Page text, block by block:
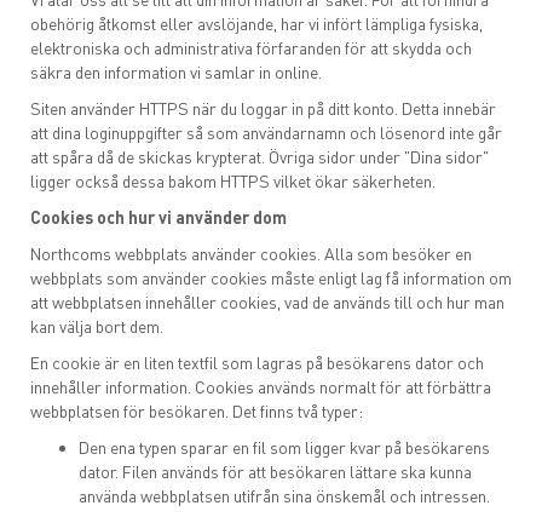
obehörig åtkomst eller avslöjande, har vi infört lämpliga fysiska,
elektroniska och administrativa förfaranden för att skydda och
säkra den information vi samlar in online.
Siten använder HTTPS när du loggar in på ditt konto. Detta innebär
att dina loginuppgifter så som användarnamn och lösenord inte går
att spåra då de skickas krypterat. Övriga sidor under "Dina sidor"
ligger också dessa bakom HTTPS vilket ökar säkerheten.
Cookies och hur vi använder dom
Northcoms webbplats använder cookies. Alla som besöker en
webbplats som använder cookies måste enligt lag få information om
att webbplatsen innehåller cookies, vad de används till och hur man
kan välja bort dem.
En cookie är en liten textfil som lagras på besökarens dator och
innehåller information. Cookies används normalt för att förbättra
webbplatsen för besökaren. Det finns två typer:
Den ena typen sparar en fil som ligger kvar på besökarens
dator. Filen används för att besökaren lättare ska kunna
använda webbplatsen utifrån sina önskemål och intressen.